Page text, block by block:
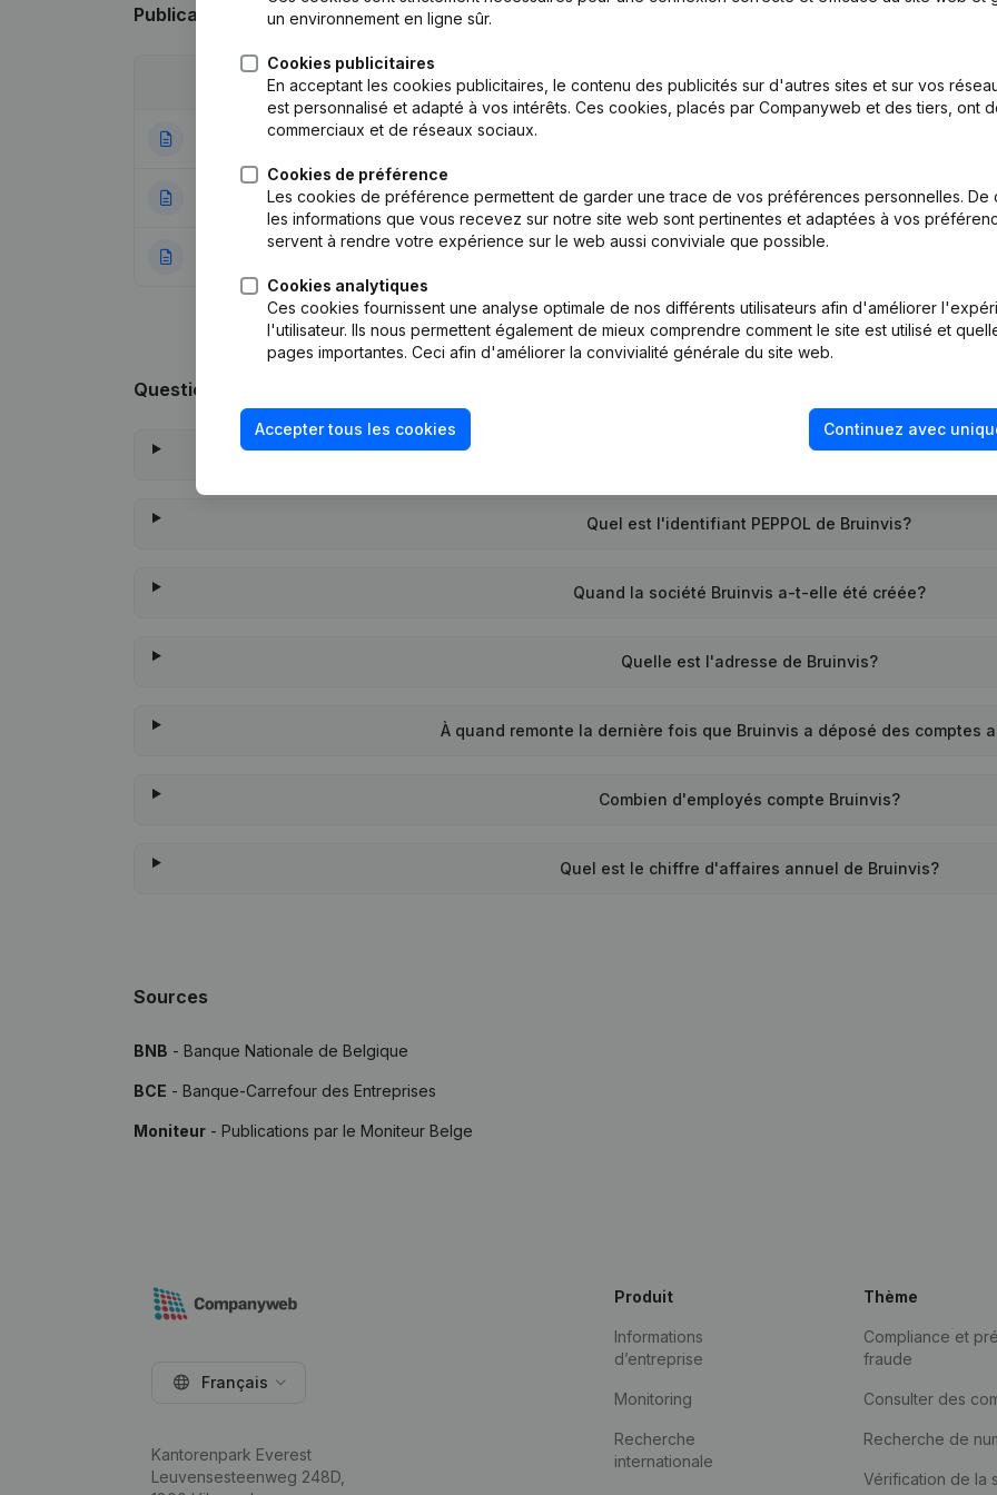
Publications de Bruinvis
Publication
12-06-2026 Siège Social - Demissions - Nominations
12-04-2024 Modification(s) Statuts(NL)
Rubrique Constitution (Nouvelle Personne Morale, Ouverture Succursale, etc...)
Questions fréquemment posées
Quel est le numéro de TVA de Bruinvis?
Quel est l'identifiant PEPPOL de Bruinvis?
Quand la société Bruinvis a-t-elle été créée?
Quelle est l'adresse de Bruinvis?
À quand remonte la dernière fois que Bruinvis a déposé des comptes
Combien d'employés compte Bruinvis?
Quel est le chiffre d'affaires annuel de Bruinvis?
Sources
BNB - Banque Nationale de Belgique
BCE - Banque-Carrefour des Entreprises
Moniteur - Publications par le Moniteur Belge
un environnement en ligne sûr.
Cookies publicitaires
En acceptant les cookies publicitaires, le contenu des publicités sur d'autres sites et sur vos
est personnalisé et adapté à vos intérêts. Ces cookies, placés par Companyweb et des tiers, ont
commerciaux et de réseaux sociaux.
Cookies de préférence
Les cookies de préférence permettent de garder une trace de vos préférences personnelles. De
les informations que vous recevez sur notre site web sont pertinentes et adaptées à vos
servent à rendre votre expérience sur le web aussi conviviale que possible.
Cookies analytiques
Ces cookies fournissent une analyse optimale de nos différents utilisateurs afin d'améliorer
l'utilisateur. Ils nous permettent également de mieux comprendre comment le site est utilisé et
pages importantes. Ceci afin d'améliorer la convivialité générale du site web.
Accepter tous les cookies Continuez avec
Français
Kantorenpark Everest
Leuvensesteenweg 248D,
Produit
Informations
d’entreprise
Monitoring
Recherche
internationale
Thème
Compliance et
fraude
Consulter des
Recherche de
Vérification de la